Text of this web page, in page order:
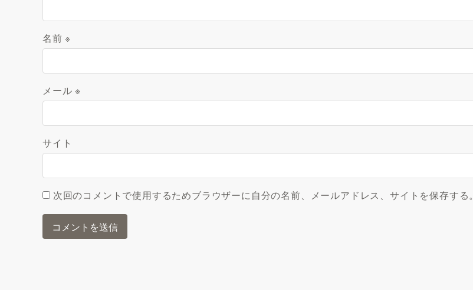
名前※
メール※
サイト
次回のコメントで使用するためブラウザーに自分の名前、メールアドレス、サイトを保存する。